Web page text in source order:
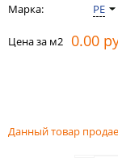
Марка:
PE
Цена за м2 0.00
Данный товар